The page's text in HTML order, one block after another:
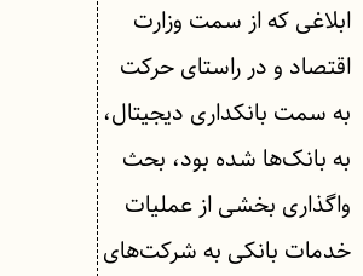
ابلاغی که از سمت وزارت
اقتصاد و در راستای حرکت
به سمت بانکداری دیجیتال،
به بانک‌ها شده بود، بحث
واگذاری بخشی از عملیات
خدمات بانکی به شرکت‌های